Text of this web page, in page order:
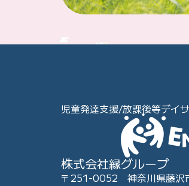
児童発達支援/放課後等デイ
株式会社縁グループ
〒251-0052 神奈川県藤沢